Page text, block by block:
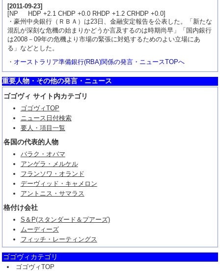
[2011-09-23]
[NP HDP +2.1 CHDP +0.0 RHDP +1.2 CRHDP +0.0]
・豪州中央銀行（ＲＢＡ）は23日、金融安定報告を公表した。「新たな
混乱が深刻な危機の始まりかどうか言及するのは時期尚早」「国内銀行
は2008－09年の危機より市場の緊張に対処するためのよい立場にあ
る」などとした。
・ オーストラリア準備銀行(RBA)関係の発言・ニュースTOPへ
重要人物・その他の発言・ニュース
ゴゴヴィ サイト内カテゴリ
ゴゴヴィTOP
ニュース日付検索
要人・項目一覧
各国の代表的人物
バラク・オバマ
アンゲラ・メルケル
フランソワ・オランド
デーヴィッド・キャメロン
アントニス・サマラス
格付け会社
S＆P(スタンダード＆プアーズ)
ムーディーズ
フィッチ・レーティングス
ゴゴヴィカテゴリ
ゴゴヴィTOP